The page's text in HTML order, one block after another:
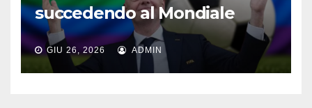
succedendo al Mondiale
GIU 26, 2026 ADMIN